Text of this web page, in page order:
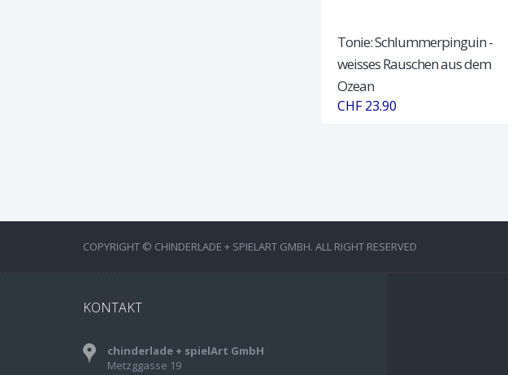
Tonie: Schlummerpinguin -
weisses Rauschen aus dem
Ozean
CHF 23.90
COPYRIGHT © CHINDERLADE + SPIELART GMBH. ALL RIGHT RESERVED
KONTAKT
chinderlade + spielArt GmbH
Metzggasse 19